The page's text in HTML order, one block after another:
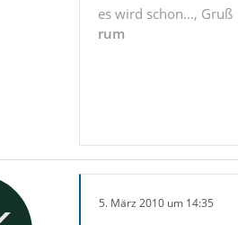
es wird schon..., Gruß
rum
5. März 2010 um 14:35